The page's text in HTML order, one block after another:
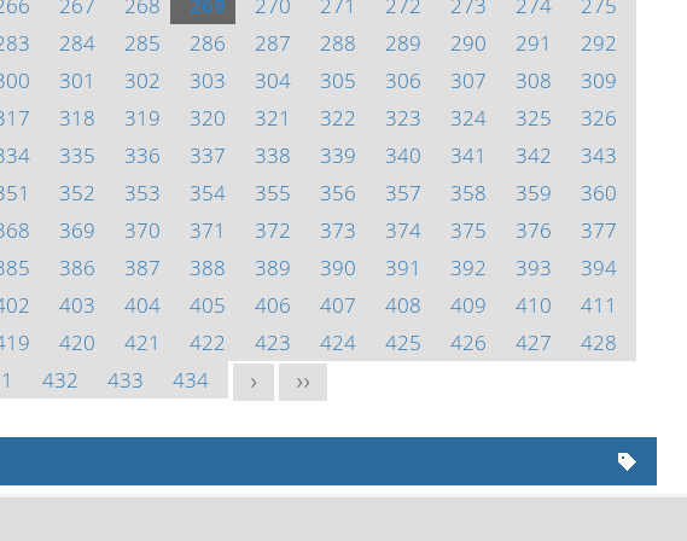
284 285 286 287 288 289 290 291
292
301 302 303 304 305 306 307 308
309
318 319 320 321 322 323 324 325
326
335 336 337 338 339 340 341 342
343
352 353 354 355 356 357 358 359
360
369 370 371 372 373 374 375 376
377
386 387 388 389 390 391 392 393
394
403 404 405 406 407 408 409 410
411
420 421 422 423 424 425 426 427
428
432 433 434 > >>